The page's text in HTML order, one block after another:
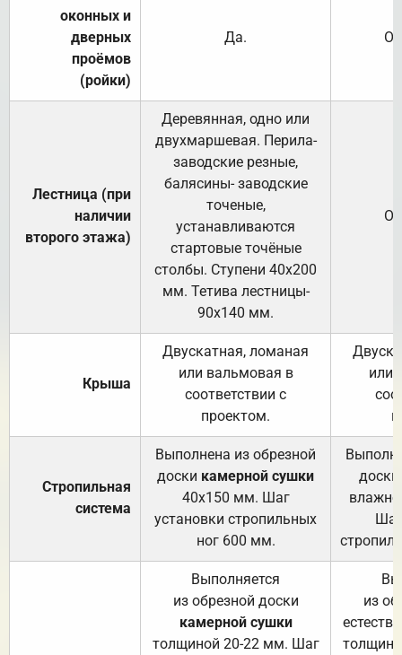
оконных и
дверных
проёмов
(ройки)
Да.
Лестница (при
наличии
второго этажа)
Деревянная, одно или
двухмаршевая. Перила-
заводские резные,
балясины- заводские
точеные,
устанавливаются
стартовые точёные
столбы. Ступени 40х200
мм. Тетива лестницы-
90х140 мм.
Крыша
Двускатная, ломаная
или вальмовая в
соответствии с
проектом.
или
Стропильная
система
Выполнена из обрезной
доски камерной сушки
40х150 мм. Шаг
установки стропильных
ног 600 мм.
доски
Выполняется
из обрезной доски
камерной сушки
толщиной 20-22 мм. Шаг
из